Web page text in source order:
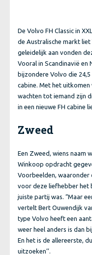
De Volvo FH Classic in
de Australische markt
geleidelijk aan vonden
Vooral in Scandinavië en
bijzondere Volvo die
cabine. Met het uitkomen
wachten tot iemand zijn
in een nieuwe FH cabine
Zweed
Een Zweed, wiens naam
Winkoop opdracht
Voorbeelden, waaronder
voor deze liefhebber het
juiste partij was. “Maar
vertelt Bert Ouwendijk
type Volvo heeft een
weer heel anders is dan
En het is de allereerste,
uitzoeken’’.